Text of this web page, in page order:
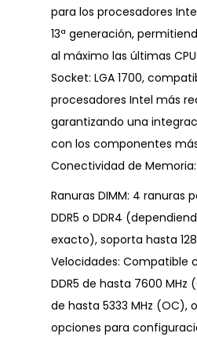
para los procesadores
13ª generación,
al máximo las últimas
Socket: LGA 1700,
procesadores Intel más
garantizando una
con los componentes
Conectividad de Memoria:
Ranuras DIMM: 4 ranuras
DDR5 o DDR4
exacto), soporta hasta 128
Velocidades: Compatible
DDR5 de hasta 7600 MHz
de hasta 5333 MHz (OC),
opciones para